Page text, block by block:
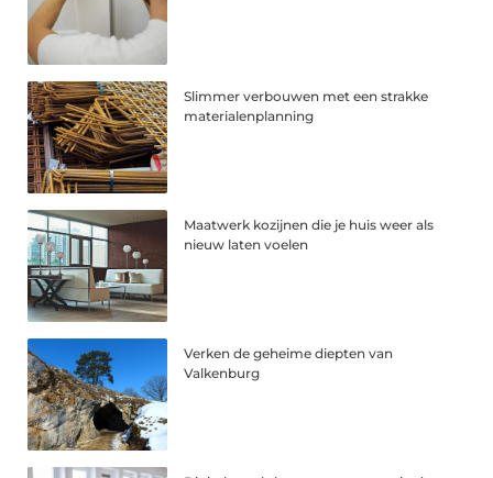
Slimmer verbouwen met een strakke
materialenplanning
Maatwerk kozijnen die je huis weer als
nieuw laten voelen
Verken de geheime diepten van
Valkenburg